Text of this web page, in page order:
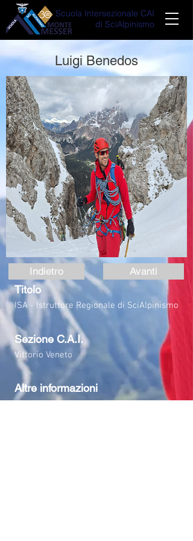
Scuola Intersezionale CAI
di SciAlpinismo
Luigi Benedos
ISA - Istruttore Regionale di SciAlpinismo
Titolo
Sezione C.A.I.
Vittorio Veneto
Altre informazioni
Avanti
Indietro